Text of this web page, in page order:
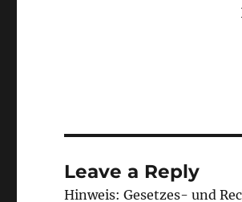
Leave a Reply
Hinweis: Gesetzes- und